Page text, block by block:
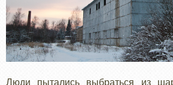
Люди пытались выбраться из